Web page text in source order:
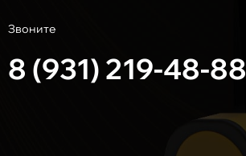
Звоните
8 (931) 219-48-88